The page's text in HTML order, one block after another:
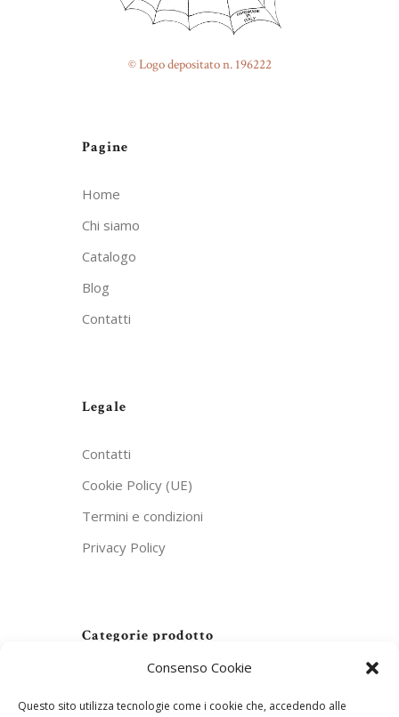
Consenso Cookie
Questo sito utilizza tecnologie come i cookie che, accedendo alle
© Logo depositato n. 196222
Pagine
Home
Chi siamo
Catalogo
Blog
Contatti
Legale
Contatti
Cookie Policy (UE)
Termini e condizioni
Privacy Policy
Categorie prodotto